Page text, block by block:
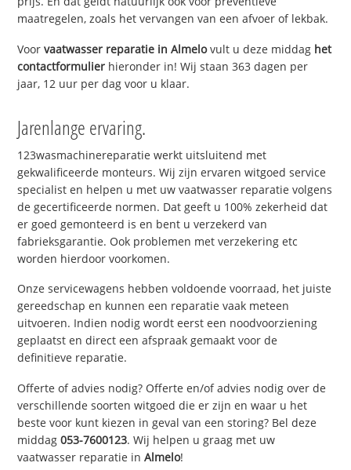
maatregelen, zoals het vervangen van een afvoer of lekbak.
Voorvaatwasser reparatie in Almelovult u deze middag het
contactformulier hieronder in! Wij staan 363 dagen per
jaar, 12 uur per dag voor u klaar.
Jarenlange ervaring.
123wasmachinereparatie werkt uitsluitend met
gekwalificeerde monteurs. Wij zijn ervaren witgoed service
specialist en helpen u met uw vaatwasser reparatie volgens
de gecertificeerde normen. Dat geeft u 100% zekerheid dat
er goed gemonteerd is en bent u verzekerd van
fabrieksgarantie. Ook problemen met verzekering etc
worden hierdoor voorkomen.
Onze servicewagens hebben voldoende voorraad, het juiste
gereedschap en kunnen een reparatie vaak meteen
uitvoeren. Indien nodig wordt eerst een noodvoorziening
geplaatst en direct een afspraak gemaakt voor de
definitieve reparatie.
Offerte of advies nodig? Offerte en/of advies nodig over de
verschillende soorten witgoed die er zijn en waar u het
beste voor kunt kiezen in geval van een storing? Bel deze
middag053-7600123. Wij helpen u graag met uw
vaatwasser reparatie inAlmelo!